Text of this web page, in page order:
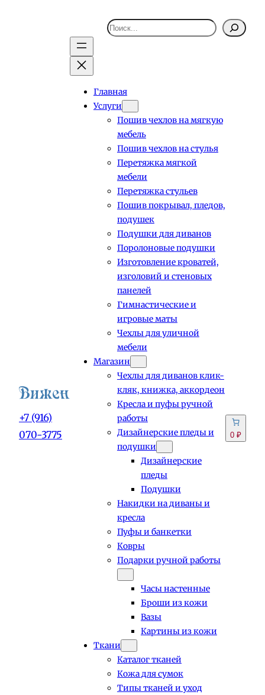
+7 (916)
070-3775
Поиск
Главная
Услуги
Пошив чехлов на мягкую
мебель
Пошив чехлов на стулья
Перетяжка мягкой
мебели
Перетяжка стульев
Пошив покрывал, пледов,
подушек
Подушки для диванов
Поролоновые подушки
Изготовление кроватей,
изголовий и стеновых
панелей
Гимнастические и
игровые маты
Чехлы для уличной
мебели
Магазин
Чехлы для диванов клик-
кляк, книжка, аккордеон
Кресла и пуфы ручной
работы
Дизайнерские пледы и
подушки
Дизайнерские
пледы
Подушки
Накидки на диваны и
кресла
Пуфы и банкетки
Ковры
Подарки ручной работы
Часы настенные
Броши из кожи
Вазы
Картины из кожи
Ткани
Каталог тканей
Кожа для сумок
Типы тканей и уход
0 ₽